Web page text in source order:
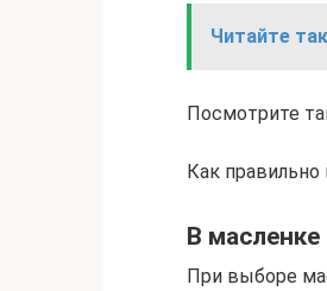
Читайте
Посмотрите
Как
В масленке
При выборе